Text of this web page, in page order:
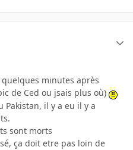
minutes après
de Ced ou jsais plus où)
Pakistan, il y a eu il y a
sont morts
ça doit etre pas loin de